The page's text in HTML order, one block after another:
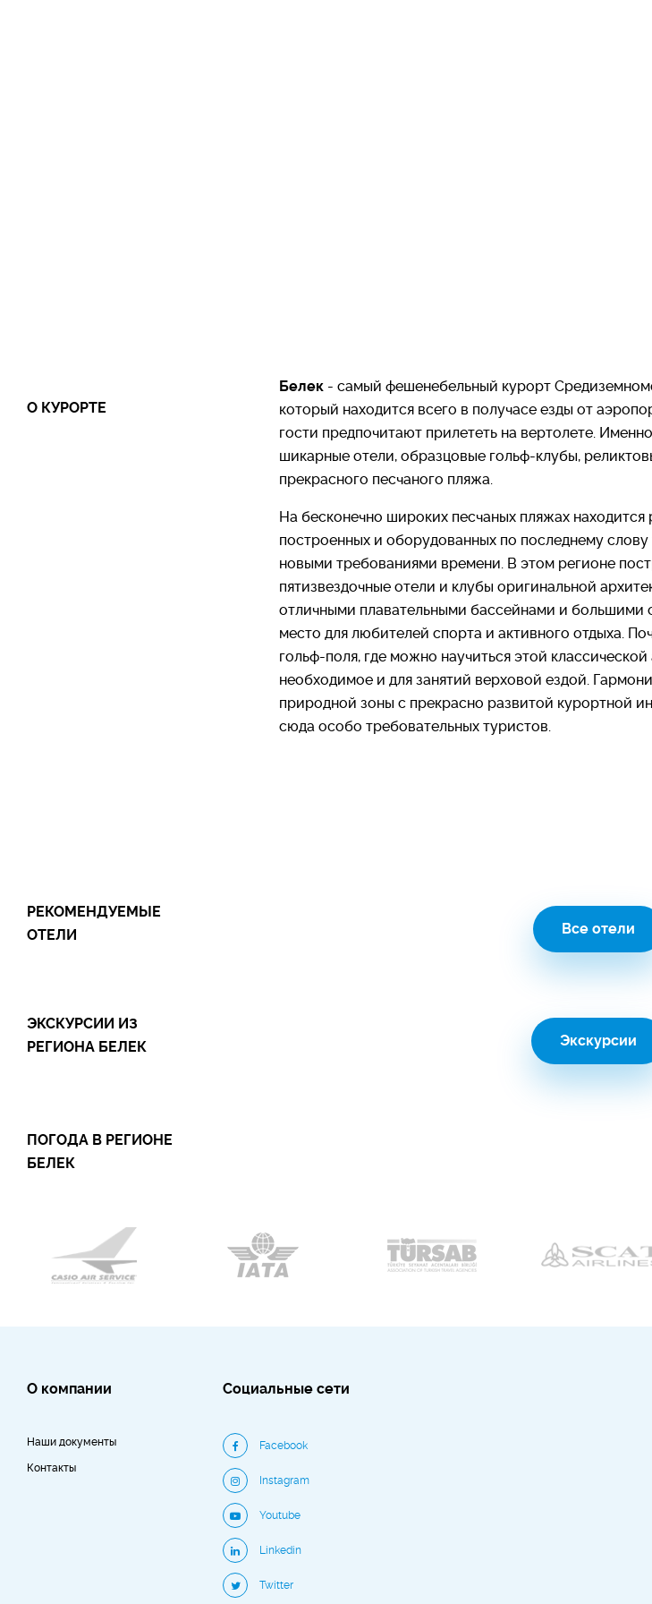
О КУРОРТЕ
Белек - самый фешенебельный курорт
который находится всего в получасе езды от
гости предпочитают прилететь на вертолете.
шикарные отели, образцовые гольф-клубы,
прекрасного песчаного пляжа.
На бесконечно широких песчаных пляжах
построенных и оборудованных по последнему слову
новыми требованиями времени. В этом регионе
пятизвездочные отели и клубы оригинальной
отличными плавательными бассейнами и большими
место для любителей спорта и активного отдыха.
гольф-поля, где можно научиться этой классической
необходимое и для занятий верховой ездой.
природной зоны с прекрасно развитой курортной
сюда особо требовательных туристов.
Репутация респектабельного и престижного
разнообразным досугом – гольф, верховая езда,
инфраструктура сосредоточена на территории
РЕКОМЕНДУЕМЫЕ
ОТЕЛИ
Все отели
ЭКСКУРСИИ ИЗ
РЕГИОНА БЕЛЕК
Экскурсии
ПОГОДА В РЕГИОНЕ
БЕЛЕК
О компании
Наши документы
Контакты
Социальные сети
Facebook
Instagram
Youtube
Linkedin
Twitter